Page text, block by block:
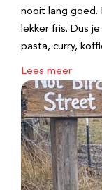
nooit lang goed.
lekker fris. Dus
pasta, curry,
Lees meer